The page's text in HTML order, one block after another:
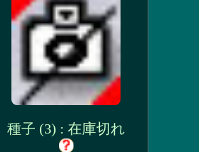
種子 (3) : 在庫切れ